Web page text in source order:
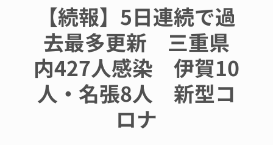
【続報】5日連続で過
去最多更新 三重県
内427人感染 伊賀10
人・名張8人 新型コ
ロナ